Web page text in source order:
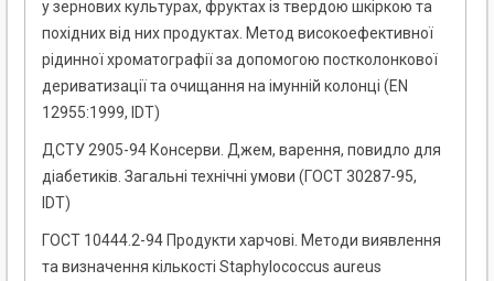
у зернових культурах, фруктах із твердою шкіркою та
похідних від них продуктах. Метод високоефективної
рідинної хроматографії за допомогою постколонкової
дериватизації та очищання на імунній колонці (EN
12955:1999, IDT)
ДСТУ 2905-94 Консерви. Джем, варення, повидло для
діабетиків. Загальні технічні умови (ГОСТ 30287-95,
IDT)
ГОСТ 10444.2-94 Продукти харчові. Методи виявлення
та визначення кількості Staphylococcus aureus